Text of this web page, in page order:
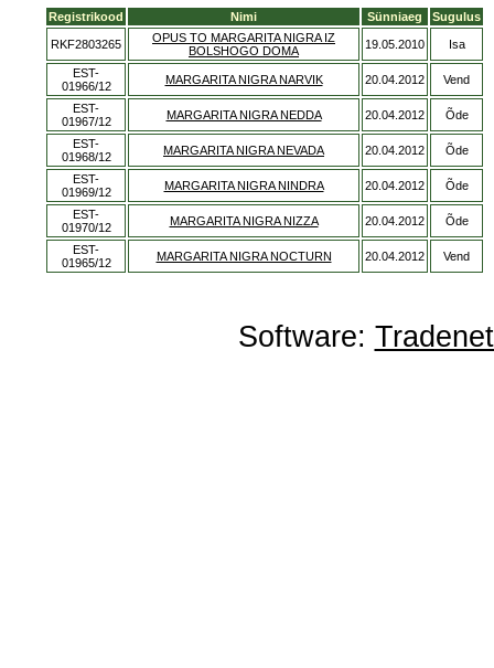
Registrikood Nimi Sünniaeg Sugulus
RKF2803265
OPUS TO MARGARITA NIGRA IZ
BOLSHOGO DOMA
19.05.2010 Isa
EST-
01966/12
MARGARITA NIGRA NARVIK 20.04.2012 Vend
EST-
01967/12
MARGARITA NIGRA NEDDA 20.04.2012 Õde
EST-
01968/12
MARGARITA NIGRA NEVADA 20.04.2012 Õde
EST-
01969/12
MARGARITA NIGRA NINDRA 20.04.2012 Õde
EST-
01970/12
MARGARITA NIGRA NIZZA 20.04.2012 Õde
EST-
01965/12
MARGARITA NIGRA NOCTURN 20.04.2012 Vend
Software: